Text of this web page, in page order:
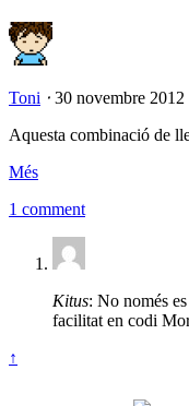
Toni ⋅ 30 novembre 2012
Aquesta combinació de
Més
1 comment
Kitus: No només
facilitat en codi
↑